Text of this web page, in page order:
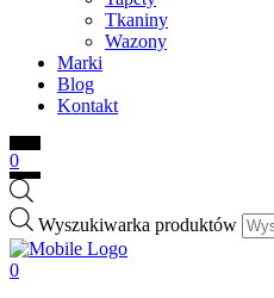
Tkaniny
Wazony
Marki
Blog
Kontakt
0
Wyszukiwarka produktów
0